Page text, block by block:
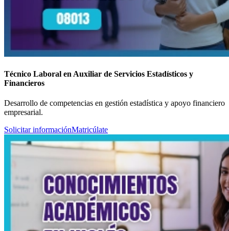
Técnico Laboral en Auxiliar de Servicios Estadísticos y
Financieros
Desarrollo de competencias en gestión estadística y apoyo financiero
empresarial.
Solicitar informaciónMatricúlate